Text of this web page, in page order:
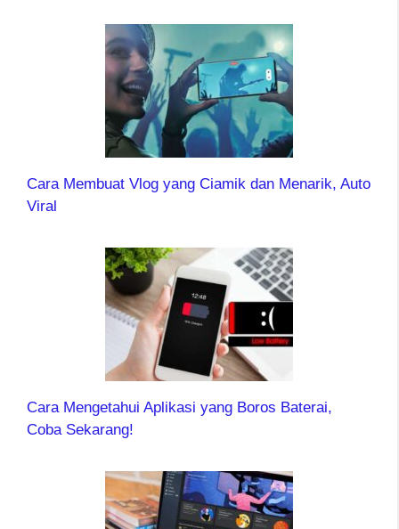
Cara Membuat Vlog yang Ciamik dan Menarik, Auto
Viral
Cara Mengetahui Aplikasi yang Boros Baterai,
Coba Sekarang!